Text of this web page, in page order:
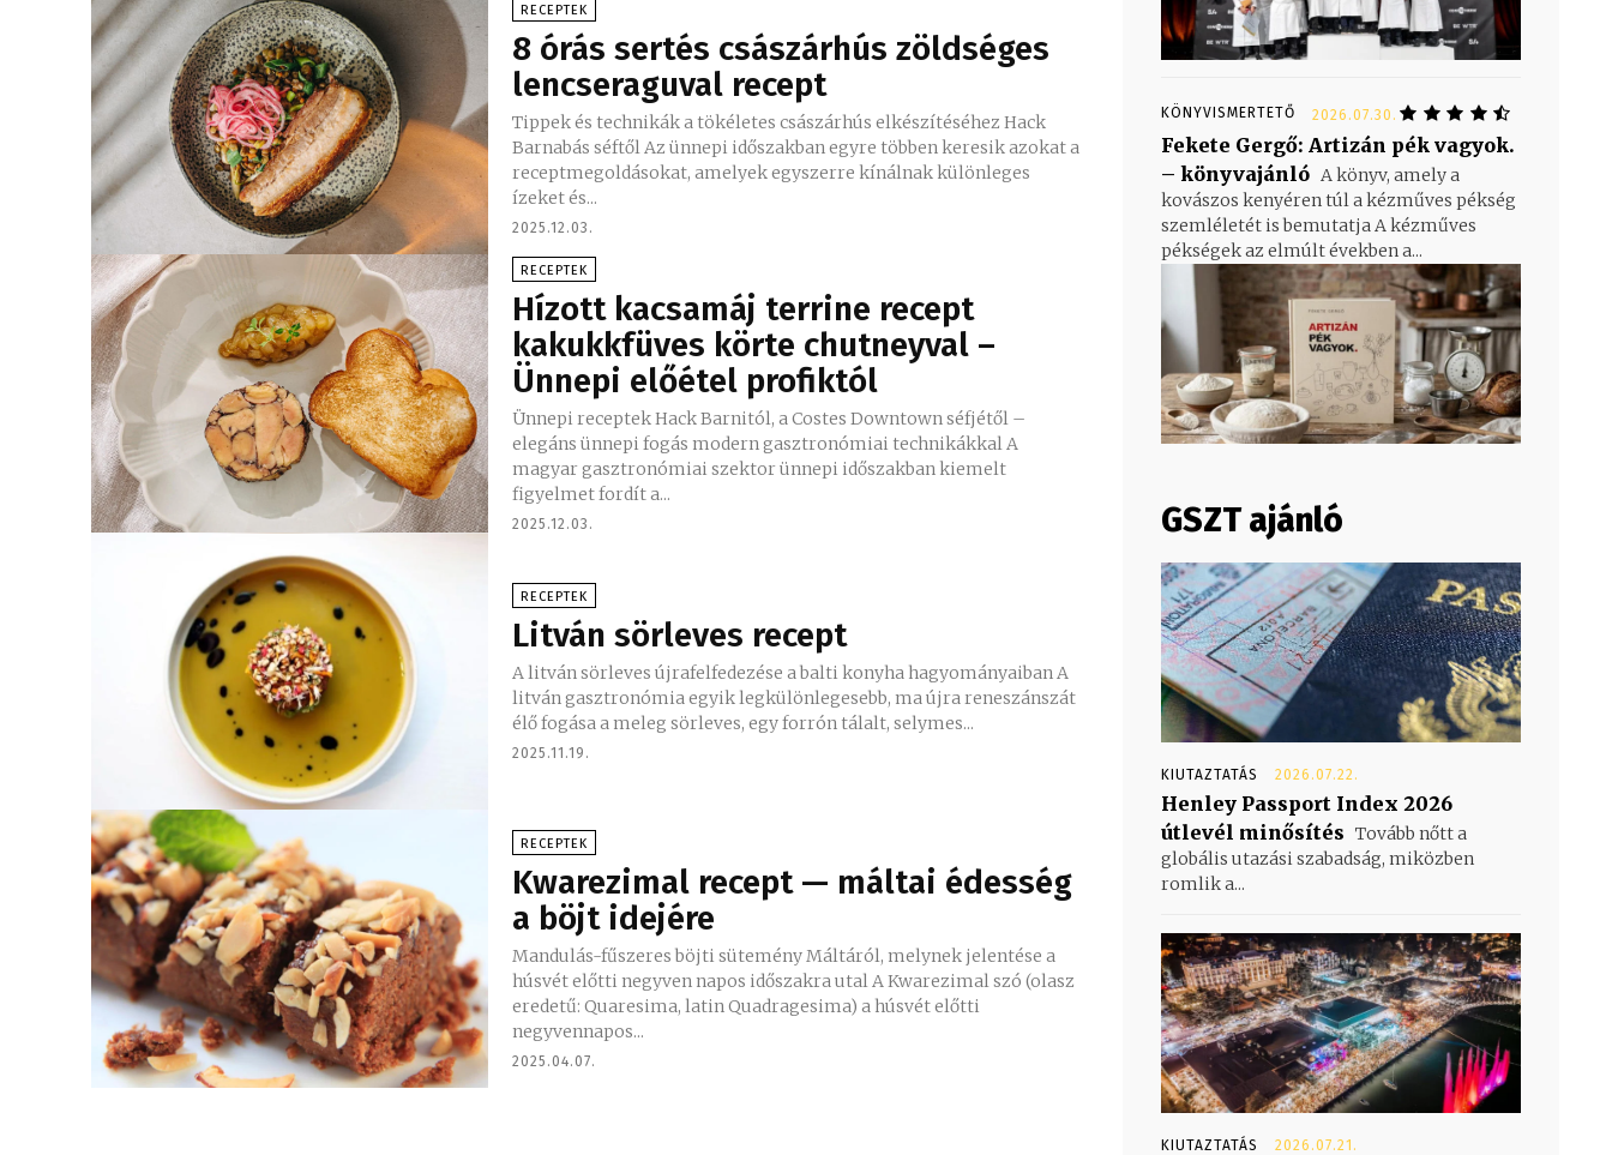
RECEPTEK
8 órás sertés császárhús zöldséges
lencseraguval recept
Tippek és technikák a tökéletes császárhús elkészítéséhez Hack
Barnabás séftől Az ünnepi időszakban egyre többen keresik azokat a
receptmegoldásokat, amelyek egyszerre kínálnak különleges
ízeket és...
2025.12.03.
RECEPTEK
Hízott kacsamáj terrine recept
kakukkfüves körte chutneyval –
Ünnepi előétel profiktól
Ünnepi receptek Hack Barnitól, a Costes Downtown séfjétől –
elegáns ünnepi fogás modern gasztronómiai technikákkal A
magyar gasztronómiai szektor ünnepi időszakban kiemelt
figyelmet fordít a...
2025.12.03.
RECEPTEK
Litván sörleves recept
A litván sörleves újrafelfedezése a balti konyha hagyományaiban A
litván gasztronómia egyik legkülönlegesebb, ma újra reneszánszát
élő fogása a meleg sörleves, egy forrón tálalt, selymes...
2025.11.19.
RECEPTEK
Kwarezimal recept — máltai édesség
a böjt idejére
Mandulás-fűszeres böjti sütemény Máltáról, melynek jelentése a
húsvét előtti negyven napos időszakra utal A Kwarezimal szó (olasz
eredetű: Quaresima, latin Quadragesima) a húsvét előtti
negyvennapos...
2025.04.07.
KÖNYVISMERTETŐ 2026.07.30.
Fekete Gergő: Artizán pék vagyok.
– könyvajánló A könyv, amely a
kovászos kenyéren túl a kézműves pékség
szemléletét is bemutatja A kézműves
pékségek az elmúlt években a...
GSZT ajánló
KIUTAZTATÁS 2026.07.22.
Henley Passport Index 2026
útlevél minősítés Tovább nőtt a
globális utazási szabadság, miközben
romlik a...
KIUTAZTATÁS 2026.07.21.